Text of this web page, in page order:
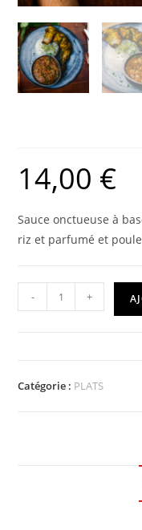
14,00 €
Sauce onctueuse à
riz et parfumé et
- +
Catégorie : PLATS